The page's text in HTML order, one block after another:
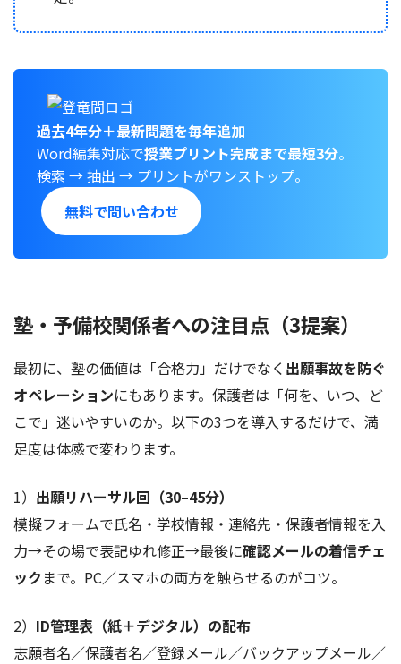
過去4年分＋最新問題を毎年追加
Word編集対応で授業プリント完成まで最短3分。
検索 → 抽出 → プリントがワンストップ。
無料で問い合わせ
塾・予備校関係者への注目点（3提案）
最初に、塾の価値は「合格力」だけでなく 出願事故を防ぐ
オペレーションにもあります。保護者は「何を、いつ、ど
こで」迷いやすいのか。以下の3つを導入するだけで、満
足度は体感で変わります。
1） 出願リハーサル回（30–45分）
模擬フォームで氏名・学校情報・連絡先・保護者情報を入
力→その場で表記ゆれ修正→最後に確認メールの着信チェ
ックまで。PC／スマホの両方を触らせるのがコツ。
2） ID管理表（紙＋デジタル）の配布
志願者名／保護者名／登録メール／バックアップメール／